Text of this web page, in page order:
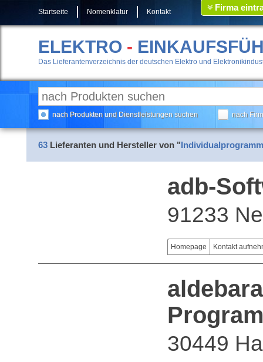
Startseite Nomenklatur Kontakt Firma
ELEKTRO -
Das Lieferantenverzeichnis der deutschen Elektro und
nach Produkten und Dienstleistungen suchen nach
63 Lieferanten und Hersteller von "
adb-
91233
Homepage Kontakt
30449